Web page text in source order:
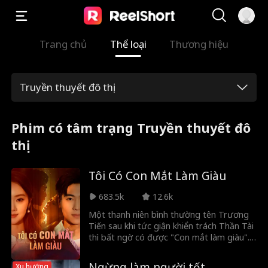
Trang chủ Thể loại Thương hiệu
Truyền thuyết đô thị
Phim có tâm trạng Truyền thuyết đô
thị
Tôi Có Con Mắt Làm Giàu
683.5k
12.6k
Một thanh niên bình thường tên Trương
Tiến sau khi tức giận khiển trách Thần Tài
thì bất ngờ có được "Con mắt làm giàu".
mưu, hợp sức với CEO lạnh lùng là Phan